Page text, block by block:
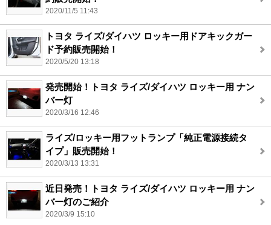
2020/11/5 11:43
トヨタ ライズ/ダイハツ ロッキー用ドアキックガー
ド予約販売開始！
2020/5/20 13:18
発売開始！トヨタ ライズ/ダイハツ ロッキー用 ナン
バー灯
2020/3/16 12:46
ライズ/ロッキー用フットランプ「純正電源接続タ
イプ」販売開始！
2020/3/13 13:31
近日発売！トヨタ ライズ/ダイハツ ロッキー用 ナン
バー灯のご紹介
2020/3/9 15:10